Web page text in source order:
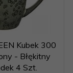
Kubek 300
- Błękitny
4 Szt.